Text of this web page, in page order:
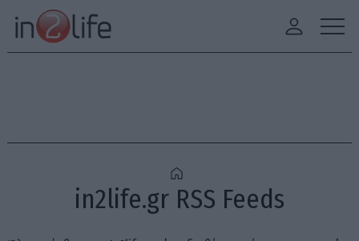
in2life.gr RSS Feeds